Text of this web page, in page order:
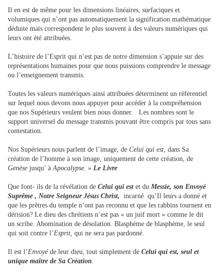
Il en est de même pour les dimensions linéaires, surfaciques et
volumiques qui n’ont pas automatiquement la signification mathématique
déduite mais correspondent le plus souvent à des valeurs numériques qui
leurs ont été attribuées.
L’histoire de l’Esprit qui n’est pas de notre dimension s’appuie sur des
représentations humaines pour que nous puissions comprendre le message
ou l’enseignement transmis.
Toutes les valeurs numériques ainsi attribuées déterminent un référentiel
sur lequel nous devons nous appuyer pour accéder à la compréhension
que nos Supérieurs veulent bien nous donner. Les nombres sont le
support universel du message transmis pouvant être compris par tous sans
contestation.
Nos Supérieurs nous parlent de l’image, de Celui qui est , dans Sa
création de l’homme à son image, uniquement de cette création, de
Genèse jusqu’ à Apocalypse . » Le Livre
Que font- ils de la révélation de Celui qui estet du Messie, son Envoyé
Suprême , Notre Seigneur Jésus Christ,
incarné qu’Il leurs a donné et
que les prêtres du temple n’ont pas reconnu et que les rabbins tournent en
dérision? Le dieu des chrétiens n’est pas « un juif mort » comme le dit
un scribe. Abomination de désolation. Blasphème de blasphème, le seul
qui soit contre l’Esprit, qui ne sera pas pardonné.
Il est l’Envoyé de leur dieu, tout simplement de Celui qui est, seul et
unique maître de Sa Création